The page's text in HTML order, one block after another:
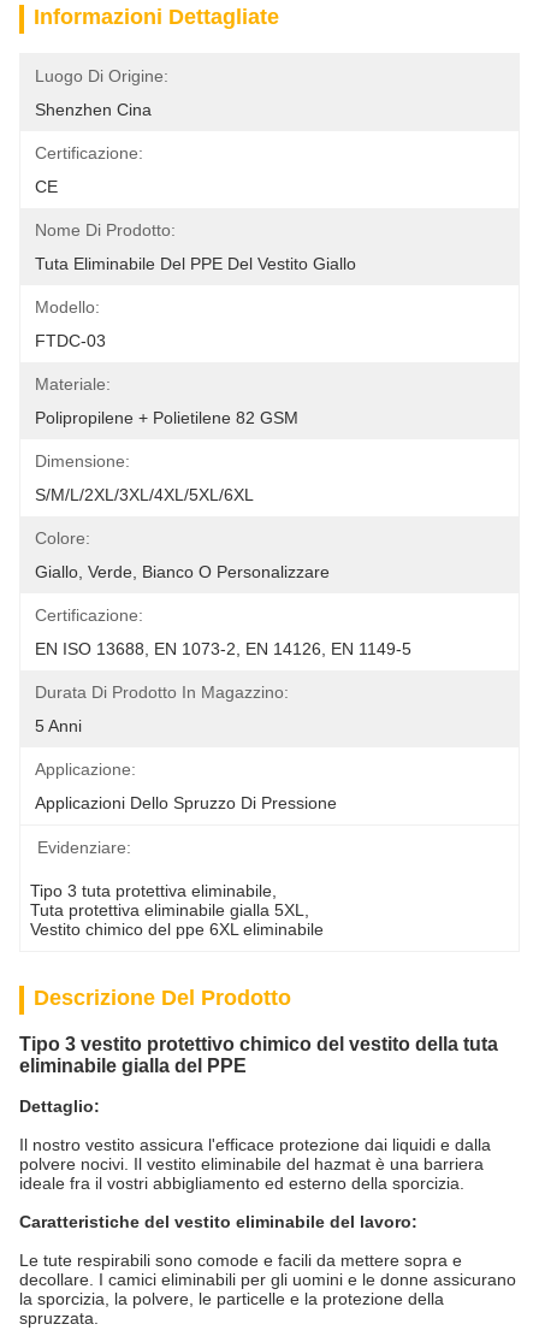
Informazioni Dettagliate
Luogo Di Origine:
Shenzhen Cina
Certificazione:
CE
Nome Di Prodotto:
Tuta Eliminabile Del PPE Del Vestito Giallo
Modello:
FTDC-03
Materiale:
Polipropilene + Polietilene 82 GSM
Dimensione:
S/M/L/2XL/3XL/4XL/5XL/6XL
Colore:
Giallo, Verde, Bianco O Personalizzare
Certificazione:
EN ISO 13688, EN 1073-2, EN 14126, EN 1149-5
Durata Di Prodotto In Magazzino:
5 Anni
Applicazione:
Applicazioni Dello Spruzzo Di Pressione
Evidenziare:
Tipo 3 tuta protettiva eliminabile
Tuta protettiva eliminabile gialla 5XL
Vestito chimico del ppe 6XL eliminabile
Descrizione Del Prodotto
Tipo 3 vestito protettivo chimico del vestito della tuta
eliminabile gialla del PPE
Dettaglio:
Il nostro vestito assicura l'efficace protezione dai liquidi e dalla
polvere nocivi. Il vestito eliminabile del hazmat è una barriera
ideale fra il vostri abbigliamento ed esterno della sporcizia.
Caratteristiche del vestito eliminabile del lavoro:
Le tute respirabili sono comode e facili da mettere sopra e
decollare. I camici eliminabili per gli uomini e le donne assicurano
la sporcizia, la polvere, le particelle e la protezione della
spruzzata.